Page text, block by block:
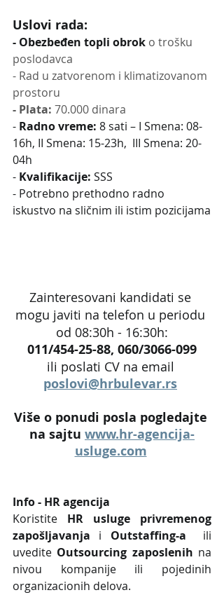
Uslovi rada:
- Obezbeđen topli obrok o trošku
poslodavca
- Rad u zatvorenom i klimatizovanom
prostoru
- Plata: 70.000 dinara
- Radno vreme: 8 sati – I Smena: 08-
16h, II Smena: 15-23h,  III Smena: 20-
04h
- Kvalifikacije: SSS
- Potrebno prethodno radno
iskustvo na sličnim ili istim pozicijama
Zainteresovani kandidati se
mogu javiti na telefon u periodu
od 08:30h - 16:30h:
011/454-25-88, 060/3066-099
ili poslati CV na email
poslovi@hrbulevar.rs
Više o ponudi posla pogledajte
na sajtu www.hr-agencija-
usluge.com
Info - HR agencija
Koristite HR usluge privremenog
zapošljavanja i Outstaffing-a
  ili
uvedite Outsourcing zaposlenih na
nivou kompanije ili pojedinih
organizacionih delova.